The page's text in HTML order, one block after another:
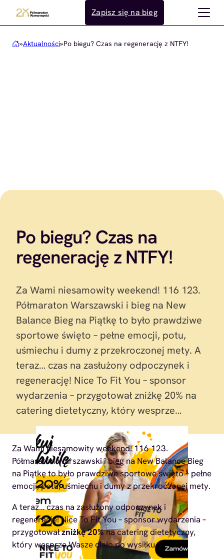
Zapisz się na bieg
»Aktualności»Po biegu? Czas na regenerację z NTFY!
Po biegu? Czas na
regenerację z NTFY!
Za Wami niesamowity weekend! 116 123.
Półmaraton Warszawski i bieg na New
Balance Bieg na Piątkę to było prawdziwe
sportowe święto – pełne emocji, potu,
uśmiechu i dumy z przekroczonej mety. A
teraz… czas na zasłużony odpoczynek i
regenerację! Nice To Fit You – sponsor
wydarzenia – przygotował zniżkę 20% na
catering dietetyczny, który wesprze…
Za Wami niesamowity weekend! 116 123.
Półmaraton Warszawski i bieg na New Balance Bieg
na Piątkę to było prawdziwe sportowe święto – pełne
emocji, potu, uśmiechu i dumy z przekroczonej mety.
A teraz… czas na zasłużony odpoczynek i
regenerację! Nice To Fit You – sponsor wydarzenia –
przygotowałzniżkę 20%na catering dietetyczny,
który wesprze Wasze ciało po wysiłku.